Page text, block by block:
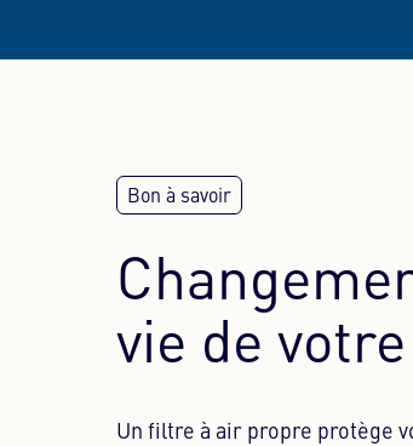
vie de
Un filtre à air propre protège